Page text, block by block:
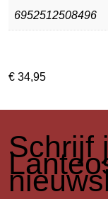
6952512508496
€ 34,95
​Schrijf